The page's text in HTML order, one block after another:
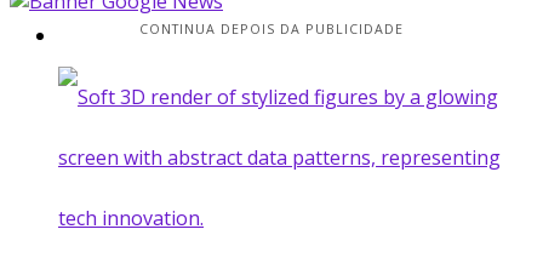
CONTINUA DEPOIS DA PUBLICIDADE